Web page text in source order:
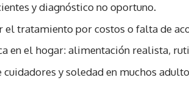
y diagnóstico no oportuno.
el tratamiento por costos o falta de
en el hogar: alimentación realista,
y soledad en muchos